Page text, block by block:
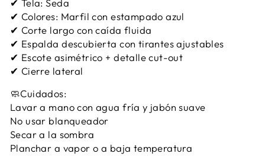
✔ Tela: Seda
✔ Colores: Marfil con estampado azul
✔ Corte largo con caída fluida
✔ Espalda descubierta con tirantes ajustables
✔ Escote asimétrico + detalle cut-out
✔ Cierre lateral
🧼Cuidados:
Lavar a mano con agua fría y jabón suave
No usar blanqueador
Secar a la sombra
Planchar a vapor o a baja temperatura